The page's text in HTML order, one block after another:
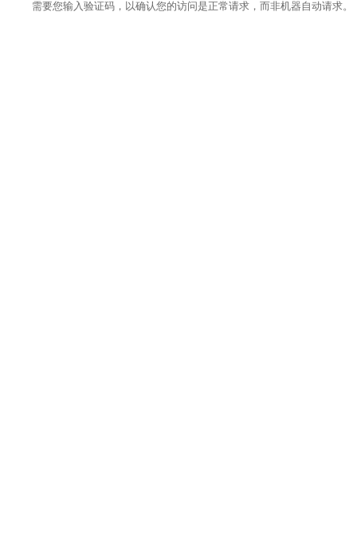
需要您输入验证码，以确认您的访问是正常请求，而非机器自动请求。